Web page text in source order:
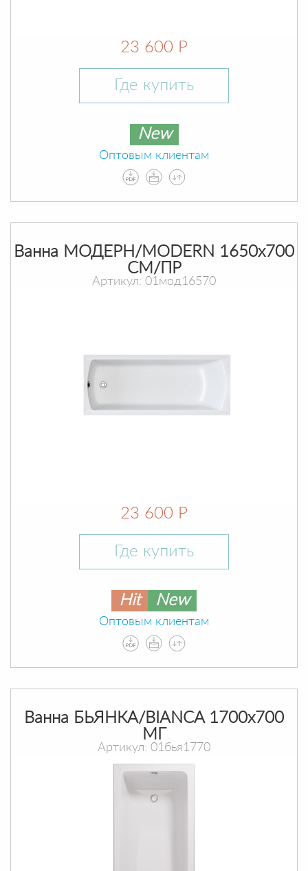
23 600 Р
Где купить
New
Оптовым клиентам
Ванна МОДЕРН/MODERN 1650х700
СМ/ПР
Артикул: 01мод16570
23 600 Р
Где купить
Hit New
Оптовым клиентам
Ванна БЬЯНКА/BIANCA 1700х700
МГ
Артикул: 01бья1770